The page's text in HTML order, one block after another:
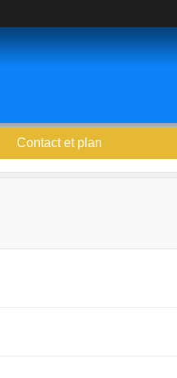
Contact et plan